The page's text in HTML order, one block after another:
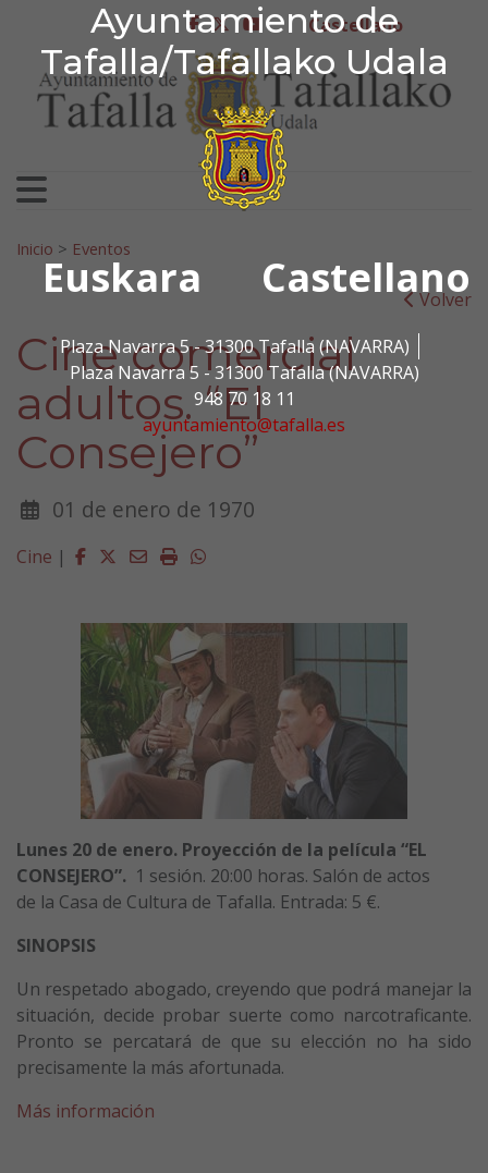
Ayuntamiento de
Tafalla/Tafallako Udala
Euskara Castellano
Plaza Navarra 5 - 31300 Tafalla (NAVARRA)
Plaza Navarra 5 - 31300 Tafalla (NAVARRA)
948 70 18 11
ayuntamiento@tafalla.es
Ir al contenido
Ayuntamiento de
facebook
twitter
youtubeCastellano
Search for:
Inicio > Eventos
Volver
Cine comercial
adultos. “El
Consejero”
01 de enero de 1970
Cine | Facebook
Twitter
EmailImprimirWhatsapp
Lunes 20 de enero. Proyección de la película “EL
CONSEJERO”. 1 sesión. 20:00 horas. Salón de actos
de la Casa de Cultura de Tafalla. Entrada: 5 €.
SINOPSIS
Un respetado abogado, creyendo que podrá manejar la
situación, decide probar suerte como narcotraficante.
Pronto se percatará de que su elección no ha sido
precisamente la más afortunada.
Más información